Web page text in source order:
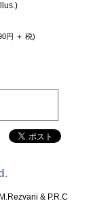
円 ＋ 税)
& P.R.C